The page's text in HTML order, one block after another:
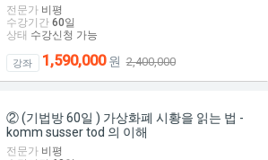
전문가 비평
수강기간 60일
상태 수강신청 가능
강좌 1,590,000원2,400,000
② (기법방 60일 ) 가상화폐 시황을 읽는 법 -
komm susser tod 의 이해
전문가 비평